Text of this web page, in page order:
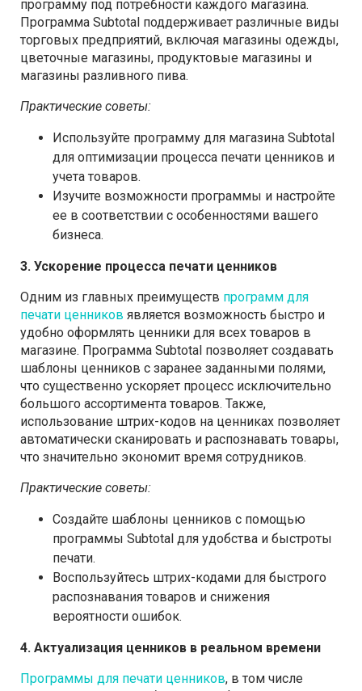
программу под потребности каждого магазина.
Программа Subtotal поддерживает различные виды
торговых предприятий, включая магазины одежды,
цветочные магазины, продуктовые магазины и
магазины разливного пива.
Практические советы:
Используйте программу для магазина Subtotal
для оптимизации процесса печати ценников и
учета товаров.
Изучите возможности программы и настройте
ее в соответствии с особенностями вашего
бизнеса.
3. Ускорение процесса печати ценников
Одним из главных преимуществ программ для
печати ценников является возможность быстро и
удобно оформлять ценники для всех товаров в
магазине. Программа Subtotal позволяет создавать
шаблоны ценников с заранее заданными полями,
что существенно ускоряет процесс исключительно
большого ассортимента товаров. Также,
использование штрих-кодов на ценниках позволяет
автоматически сканировать и распознавать товары,
что значительно экономит время сотрудников.
Практические советы:
Создайте шаблоны ценников с помощью
программы Subtotal для удобства и быстроты
печати.
Воспользуйтесь штрих-кодами для быстрого
распознавания товаров и снижения
вероятности ошибок.
4. Актуализация ценников в реальном времени
Программы для печати ценников, в том числе